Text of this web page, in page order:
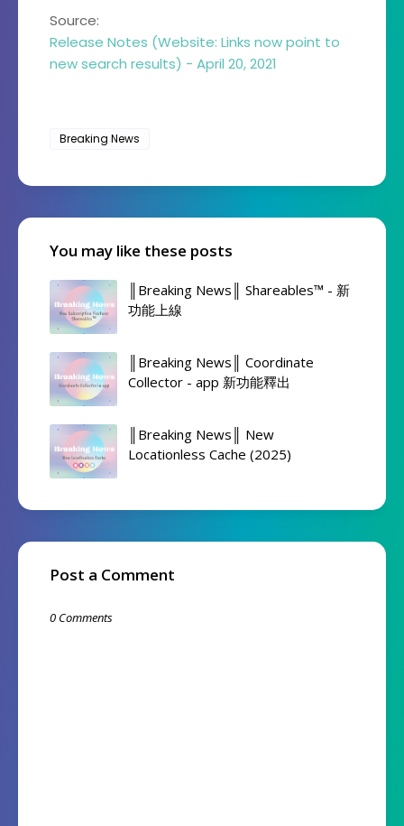
Source:
Release Notes (Website: Links now point to
new search results) - April 20, 2021
Breaking News
You may like these posts
║Breaking News║ Shareables™ - 新
功能上線
║Breaking News║ Coordinate
Collector - app 新功能釋出
║Breaking News║ New
Locationless Cache (2025)
Post a Comment
0 Comments